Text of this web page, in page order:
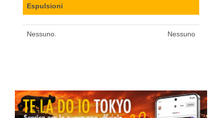
Espulsioni
Nessuno. Nessuno